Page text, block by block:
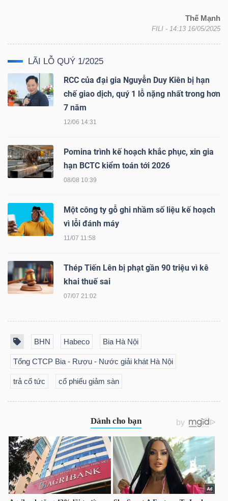
Thế Mạnh
FILI - 14:13 16/05/2025
LÃI LỖ QUÝ 1/2025
RCC của đại gia Nguyễn Duy Kiên bị hạn
chế giao dịch, quý 1 lỗ nặng nhất trong hơn
7 năm
12/06 14:31
Pomina trình kế hoạch khắc phục, xin gia
hạn BCTC kiểm toán tới 2026
08/08 10:39
Một công ty gỗ ghi nhầm số liệu kế hoạch
vì lỗi đánh máy
11/07 11:58
Thép Tiến Lên bị phạt gần 90 triệu vì kê
khai thuế sai
07/07 21:02
BHN Habeco Bia Hà Nội
Tổng CTCP Bia - Rượu - Nước giải khát Hà Nội
trả cổ tức cổ phiếu giảm sàn
Ngành
(-)
NĂNG
LƯỢNG
NGUYÊN
VẬT
NGHIỆP
TIÊU
DÙNG
KHÔNG
THIẾT